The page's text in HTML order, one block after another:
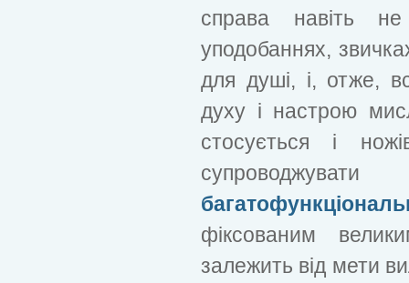
справа навіть
уподобаннях,
для душі, і, отже,
духу і настрою
стосується і
фіксованим
залежить від мети